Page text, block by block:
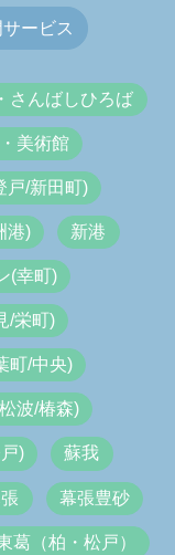
ービス
さんばしひろば
美術館
戸/新田町)
港) 新港
(幸町)
/栄町)
町/中央)
波/椿森)
) 蘇我
幕張豊砂
葛（柏・松戸）